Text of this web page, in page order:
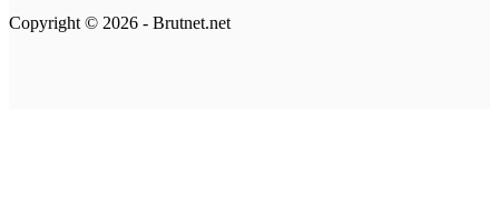
Copyright © 2026 - Brutnet.net